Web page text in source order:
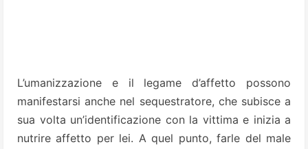
L’umanizzazione e il legame d’affetto possono
manifestarsi anche nel sequestratore, che subisce a
sua volta un’identificazione con la vittima e inizia a
nutrire affetto per lei. A quel punto, farle del male